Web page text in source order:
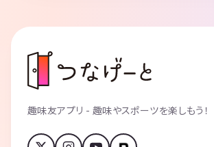
趣味友アプリ - 趣味やスポーツを楽しもう！